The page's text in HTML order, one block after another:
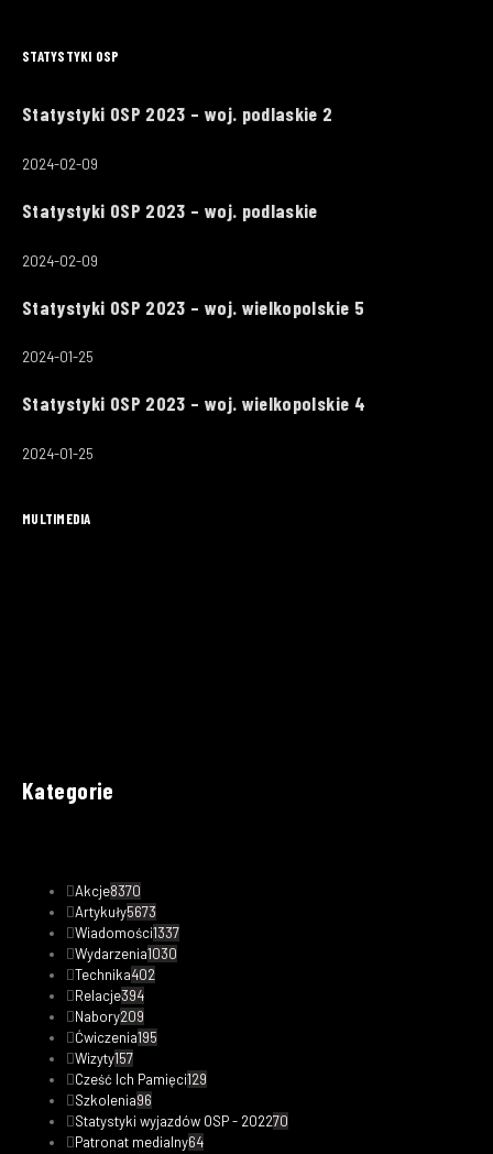
STATYSTYKI OSP
Statystyki OSP 2023 – woj. podlaskie 2
2024-02-09
Statystyki OSP 2023 – woj. podlaskie
2024-02-09
Statystyki OSP 2023 – woj. wielkopolskie 5
2024-01-25
Statystyki OSP 2023 – woj. wielkopolskie 4
2024-01-25
MULTIMEDIA
Kategorie
Akcje8370
Artykuły5673
Wiadomości1337
Wydarzenia1030
Technika402
Relacje394
Nabory209
Ćwiczenia195
Wizyty157
Cześć Ich Pamięci129
Szkolenia96
Statystyki wyjazdów OSP - 202270
Patronat medialny64